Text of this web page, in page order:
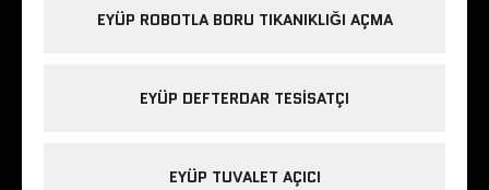
EYÜP ROBOTLA BORU TIKANIKLIĞI AÇMA
EYÜP DEFTERDAR TESISATÇI
EYÜP TUVALET AÇICI